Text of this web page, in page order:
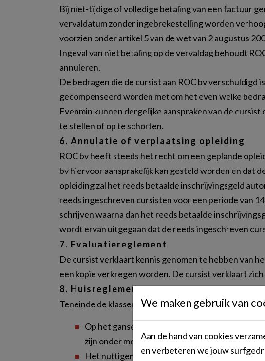
Bij niet-tijdige of volledige betaling van een factuur
vervaldatum zonder ingebrekestelling worden
voorzien onder artikel 5 van de wet van 2 augustus
Ingeval van niet betaling op de vervaldag behoudt
annuleren.
De bedragen die de cursist aan ROC bv verschuldigd
gecompenseerd worden met om het even welke
Evenmin kunnen dergelijke aanspraken van de
te stellen of op te schorten.
6. Annulatie of verplaatsing opleiding
ROC bv heeft steeds het recht om een geplande
bv hiervoor aansprakelijk kan gesteld worden en dat
opleiding zal het reeds betaalde inschrijvingsgeld
reeds ingeschreven cursisten voor een periode van
schrijven waarna dan het reeds betaalde
wordt ervan uitgegaan dat de reeds ingeschreven
7. Evaluatiereglement
De cursist verklaart kennis genomen te hebben van
een kopie verkregen worden. De cursist verklaart
8. Huisreglement
Teneinde de klassen en gebouwen gezond, veilig en
Op het ganse domein van ROC bv geldt een
zijn onder meer het gebruik van sigaretten,
Het nuttigen van alcoholische dranken is niet
We maken gebruik van
Aan de hand van cookies
en verbeteren we jouw